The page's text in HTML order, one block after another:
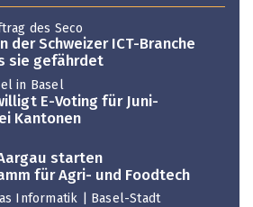
des Seco
der Schweizer ICT-Branche
sie gefährdet
in Basel
E-Voting für Juni-
Kantonen
starten
für Agri- und Foodtech
Informatik | Basel-Stadt